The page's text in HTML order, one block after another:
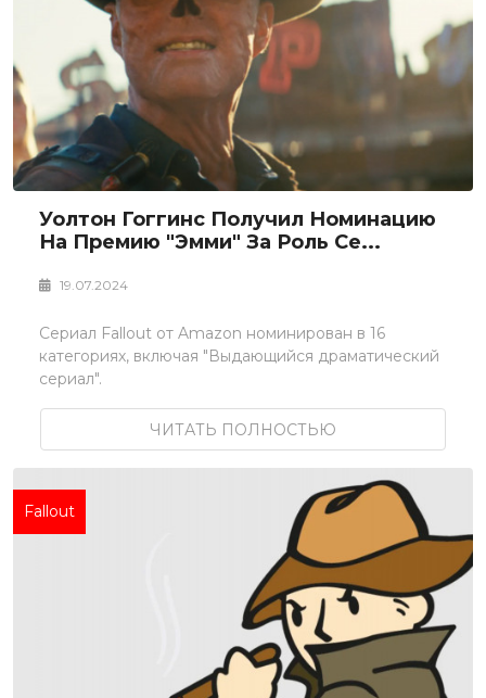
Уолтон Гоггинс Получил Номинацию
На Премию "Эмми" За Роль Се...
19.07.2024
Сериал Fallout от Amazon номинирован в 16
категориях, включая "Выдающийся драматический
сериал".
ЧИТАТЬ ПОЛНОСТЬЮ
Fallout